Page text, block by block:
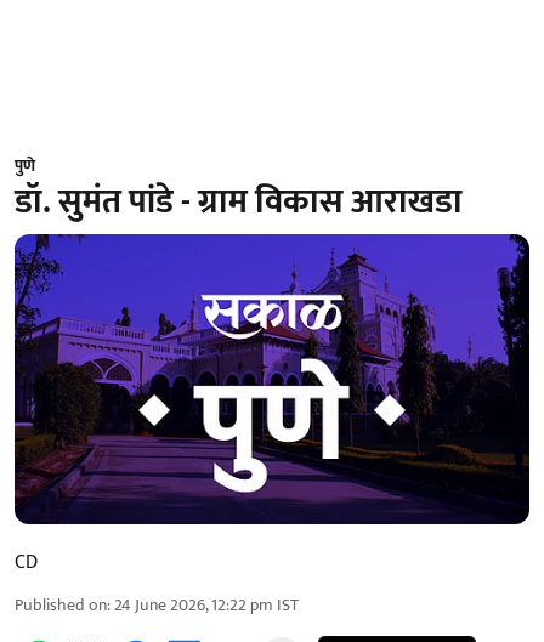
पुणे
डॉ. सुमंत पांडे - ग्राम विकास आराखडा
CD
Published on:24 June 2026, 12:22 pm IST